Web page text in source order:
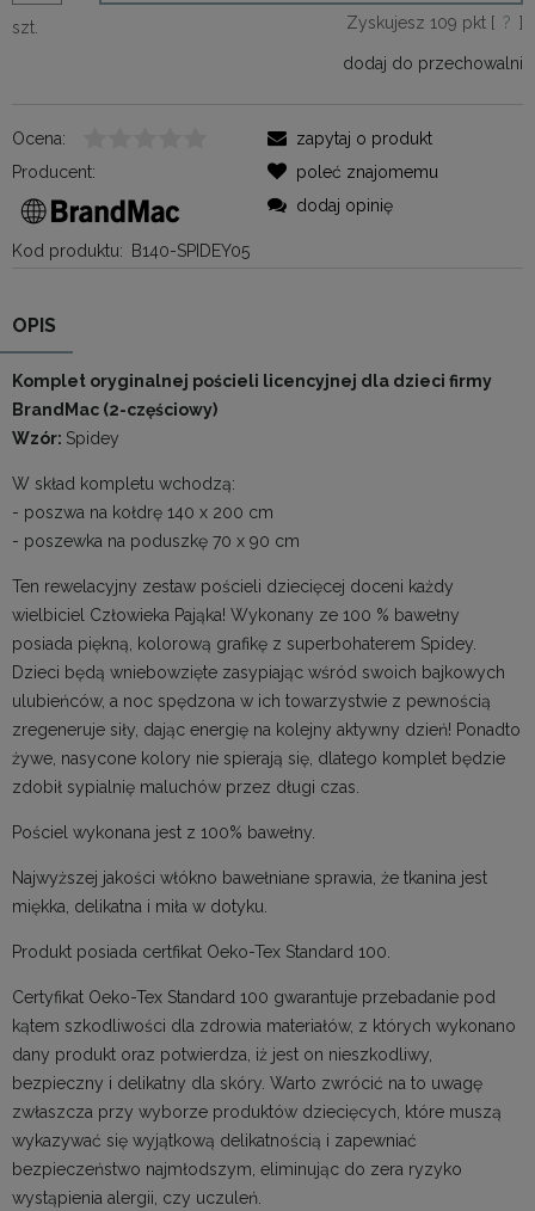
szt. Zyskujesz 109 pkt [ ? ]
dodaj do przechowalni
Ocena:
Producent:
Kod produktu: B140-SPIDEY05
zapytaj o produkt
poleć znajomemu
dodaj opinię
OPIS
Komplet oryginalnej pościeli licencyjnej dla dzieci firmy
BrandMac (2-częściowy)
Wzór: Spidey
W skład kompletu wchodzą:
- poszwa na kołdrę 140 x 200 cm
- poszewka na poduszkę 70 x 90 cm
Ten rewelacyjny zestaw pościeli dziecięcej doceni każdy
wielbiciel Człowieka Pająka! Wykonany ze 100 % bawełny
posiada piękną, kolorową grafikę z superbohaterem Spidey.
Dzieci będą wniebowzięte zasypiając wśród swoich bajkowych
ulubieńców, a noc spędzona w ich towarzystwie z pewnością
zregeneruje siły, dając energię na kolejny aktywny dzień! Ponadto
żywe, nasycone kolory nie spierają się, dlatego komplet będzie
zdobił sypialnię maluchów przez długi czas.
Pościel wykonana jest z 100% bawełny.
Najwyższej jakości włókno bawełniane sprawia, że tkanina jest
miękka, delikatna i miła w dotyku.
Produkt posiada certfikat Oeko-Tex Standard 100.
Certyfikat Oeko-Tex Standard 100 gwarantuje przebadanie pod
kątem szkodliwości dla zdrowia materiałów, z których wykonano
dany produkt oraz potwierdza, iż jest on nieszkodliwy,
bezpieczny i delikatny dla skóry. Warto zwrócić na to uwagę
zwłaszcza przy wyborze produktów dziecięcych, które muszą
wykazywać się wyjątkową delikatnością i zapewniać
bezpieczeństwo najmłodszym, eliminując do zera ryzyko
wystąpienia alergii, czy uczuleń.